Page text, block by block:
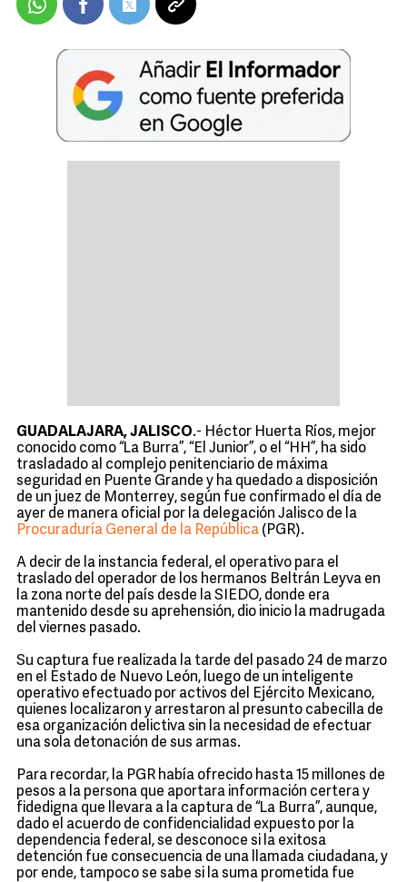
GUADALAJARA, JALISCO.- Héctor Huerta Ríos, mejor
conocido como “La Burra”, “El Junior”, o el “HH”, ha sido
trasladado al complejo penitenciario de máxima
seguridad en Puente Grande y ha quedado a disposición
de un juez de Monterrey, según fue confirmado el día de
ayer de manera oficial por la delegación Jalisco de la
Procuraduría General de la República (PGR).
A decir de la instancia federal, el operativo para el
traslado del operador de los hermanos Beltrán Leyva en
la zona norte del país desde la SIEDO, donde era
mantenido desde su aprehensión, dio inicio la madrugada
del viernes pasado.
Su captura fue realizada la tarde del pasado 24 de marzo
en el Estado de Nuevo León, luego de un inteligente
operativo efectuado por activos del Ejército Mexicano,
quienes localizaron y arrestaron al presunto cabecilla de
esa organización delictiva sin la necesidad de efectuar
una sola detonación de sus armas.
Para recordar, la PGR había ofrecido hasta 15 millones de
pesos a la persona que aportara información certera y
fidedigna que llevara a la captura de “La Burra”, aunque,
dado el acuerdo de confidencialidad expuesto por la
dependencia federal, se desconoce si la exitosa
detención fue consecuencia de una llamada ciudadana, y
por ende, tampoco se sabe si la suma prometida fue